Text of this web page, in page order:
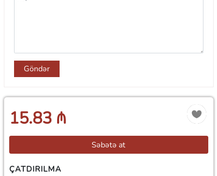
Göndər
15.83 ₼
Səbətə at
ÇATDIRILMA